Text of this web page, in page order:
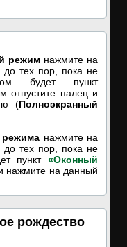
режим нажмите на
до тех пор, пока не
будет пункт
отпустите палец и
(Полноэкранный
режима нажмите на
до тех пор, пока не
пункт «Оконный
нажмите на данный
рождество